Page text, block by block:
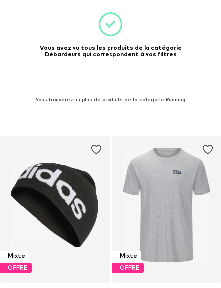
Vous avez vu tous les produits de la catégorie
Débardeurs qui correspondent à vos filtres
Vous trouverez ici plus de produits de la catégorie Running
Mixte
OFFRE
Mixte
OFFRE